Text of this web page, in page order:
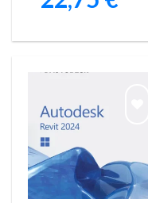
Aggiungi
alla lista
dei
desideri